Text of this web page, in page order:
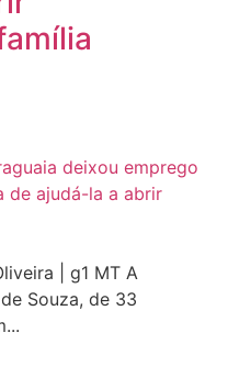
| g1 MT A
Souza, de 33